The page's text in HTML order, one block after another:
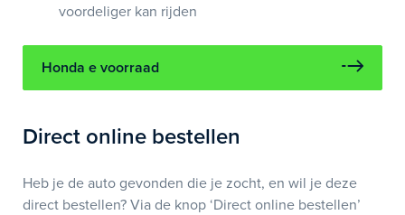
voordeliger kan rijden
Honda e voorraad
Direct online bestellen
Heb je de auto gevonden die je zocht, en wil je deze
direct bestellen? Via de knop ‘Direct online bestellen’